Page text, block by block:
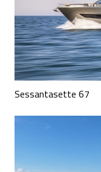
Sessantasette 67